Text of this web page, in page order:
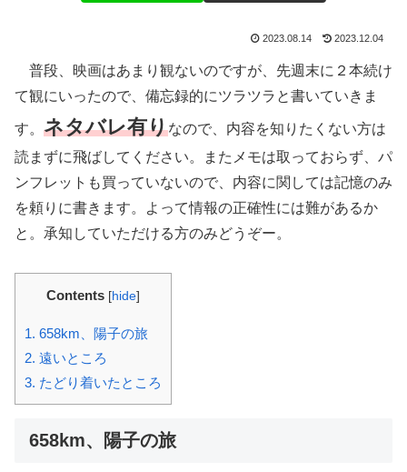
2023.08.14 2023.12.04
普段、映画はあまり観ないのですが、先週末に２本続け
て観にいったので、備忘録的にツラツラと書いていきま
す。 ネタバレ有りなので、内容を知りたくない方は
読まずに飛ばしてください。またメモは取っておらず、パ
ンフレットも買っていないので、内容に関しては記憶のみ
を頼りに書きます。よって情報の正確性には難があるか
と。承知していただける方のみどうぞー。
Contents [hide]
1. 658km、陽子の旅
2. 遠いところ
3. たどり着いたところ
658km、陽子の旅